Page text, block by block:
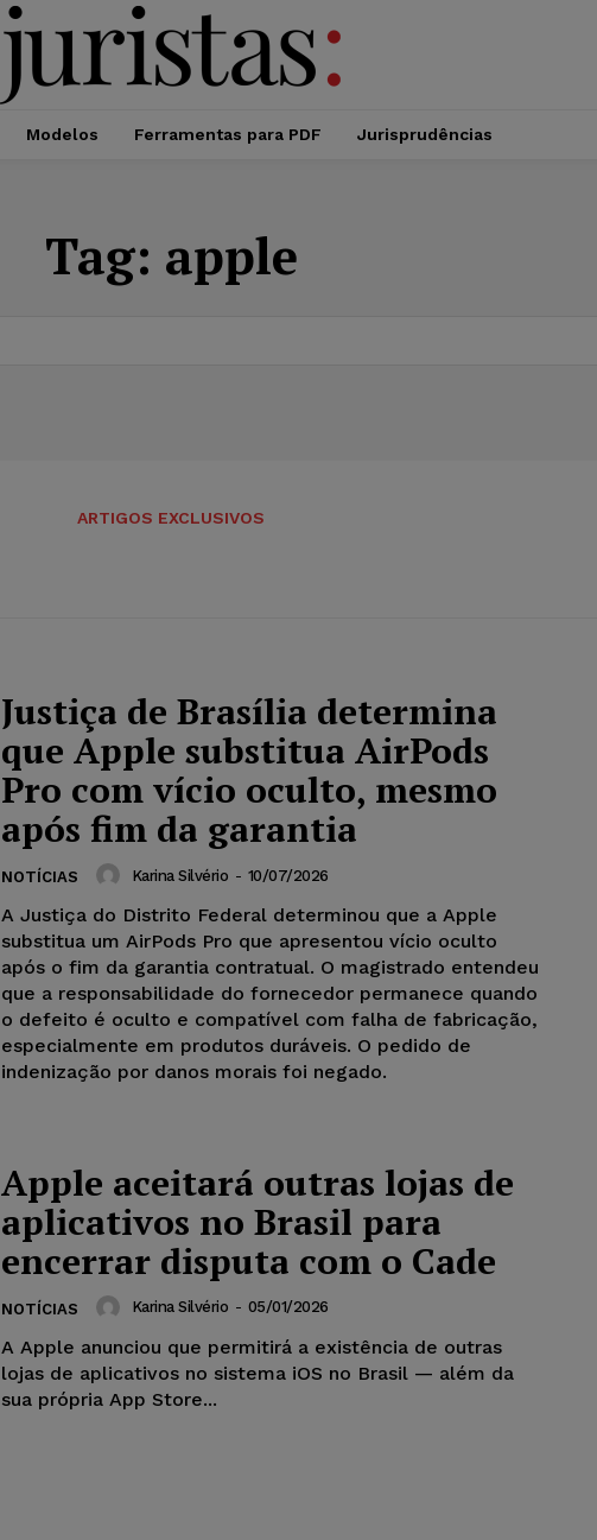
Modelos Ferramentas para PDF Jurisprudências
Tag: apple
ARTIGOS EXCLUSIVOS
Justiça de Brasília determina
que Apple substitua AirPods
Pro com vício oculto, mesmo
após fim da garantia
NOTÍCIAS Karina Silvério - 10/07/2026
A Justiça do Distrito Federal determinou que a Apple
substitua um AirPods Pro que apresentou vício oculto
após o fim da garantia contratual. O magistrado entendeu
que a responsabilidade do fornecedor permanece quando
o defeito é oculto e compatível com falha de fabricação,
especialmente em produtos duráveis. O pedido de
indenização por danos morais foi negado.
Apple aceitará outras lojas de
aplicativos no Brasil para
encerrar disputa com o Cade
NOTÍCIAS Karina Silvério - 05/01/2026
A Apple anunciou que permitirá a existência de outras
lojas de aplicativos no sistema iOS no Brasil — além da
sua própria App Store...